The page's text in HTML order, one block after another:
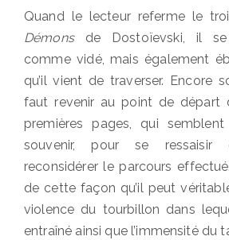
Quand le lecteur referme le
Démonsde Dostoïevski, il se
comme vidé, mais également
qu’il vient de traverser. Encore
faut revenir au point de départ
premières pages, qui
souvenir, pour se
reconsidérer le parcours
de cette façon qu’il peut
violence du tourbillon dans
entraîné ainsi que l’immensité du